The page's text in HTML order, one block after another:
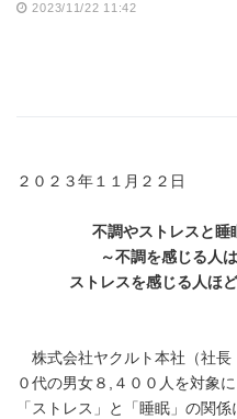
2023/11/22 11:42
２０２３年１１月２２日
不調やストレスと睡
～不調を感じる人
ストレスを感じる人ほ
株式会社ヤクルト本社（社
０代の男女８,４００人を対象
「ストレス」と「睡眠」の関